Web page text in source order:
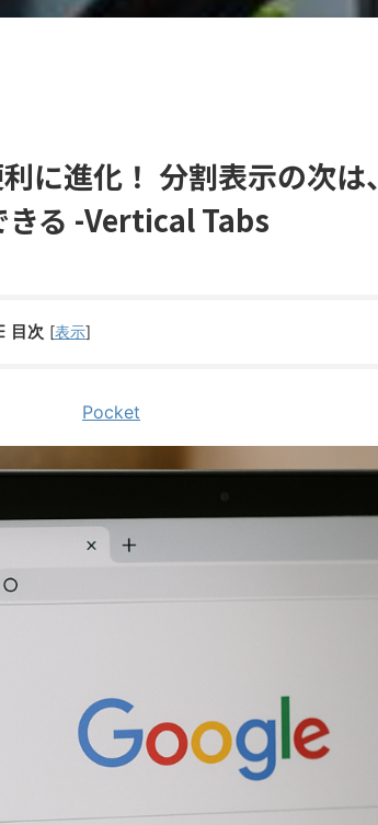
に進化！ 分割表示の次は、
きる -Vertical Tabs
目次 [表示]
Pocket